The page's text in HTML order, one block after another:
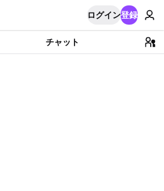
ログイン登録
チャット